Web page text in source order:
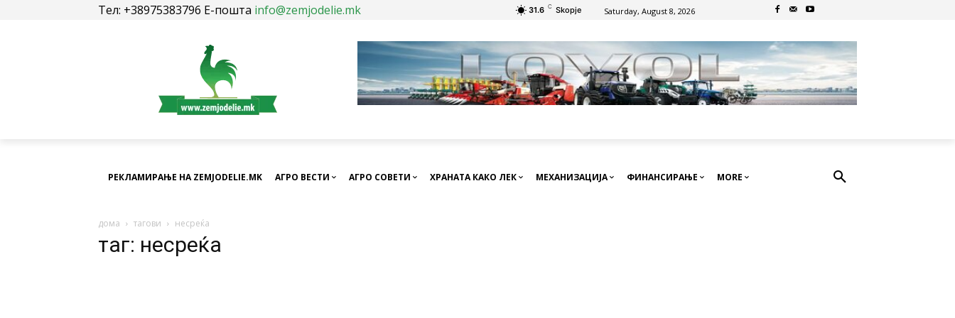
Тел: +38975383796 Е-пошта info@zemjodelie.mk 31.6 C Skopje Saturday, August 8, 2026
РЕКЛАМИРАЊЕ НА ZEMJODELIE.MK АГРО ВЕСТИ АГРО СОВЕТИ ХРАНАТА КАКО ЛЕК МЕХАНИЗАЦИЈА ФИНАНСИРАЊЕ MORE
дома тагови несреќа
таг: несреќа